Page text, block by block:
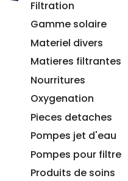
Filtration
Gamme solaire
Materiel divers
Matieres filtrantes
Nourritures
Oxygenation
Pieces detaches
Pompes jet d'eau
Pompes pour filtre
Produits de soins